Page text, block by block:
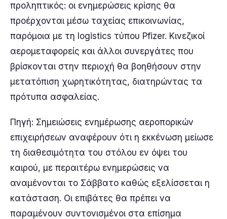
προληπτικός: οι ενημερώσεις κρίσης θα
προέρχονται μέσω ταχείας επικοινωνίας,
παρόμοια με τη logistics τύπου Pfizer. Κινεζικοί
αερομεταφορείς και άλλοι συνεργάτες που
βρίσκονται στην περιοχή θα βοηθήσουν στην
μετατόπιση χωρητικότητας, διατηρώντας τα
πρότυπα ασφαλείας.
Πηγή: Σημειώσεις ενημέρωσης αεροπορικών
επιχειρήσεων αναφέρουν ότι η εκκένωση μείωσε
τη διαθεσιμότητα του στόλου εν όψει του
καιρού, με περαιτέρω ενημερώσεις να
αναμένονται το Σάββατο καθώς εξελίσσεται η
κατάσταση. Οι επιβάτες θα πρέπει να
παραμένουν συντονισμένοι στα επίσημα